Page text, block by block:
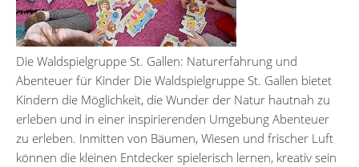
Die Waldspielgruppe St. Gallen: Naturerfahrung und
Abenteuer für Kinder Die Waldspielgruppe St. Gallen bietet
Kindern die Möglichkeit, die Wunder der Natur hautnah zu
erleben und in einer inspirierenden Umgebung Abenteuer
zu erleben. Inmitten von Bäumen, Wiesen und frischer Luft
können die kleinen Entdecker spielerisch lernen, kreativ sein